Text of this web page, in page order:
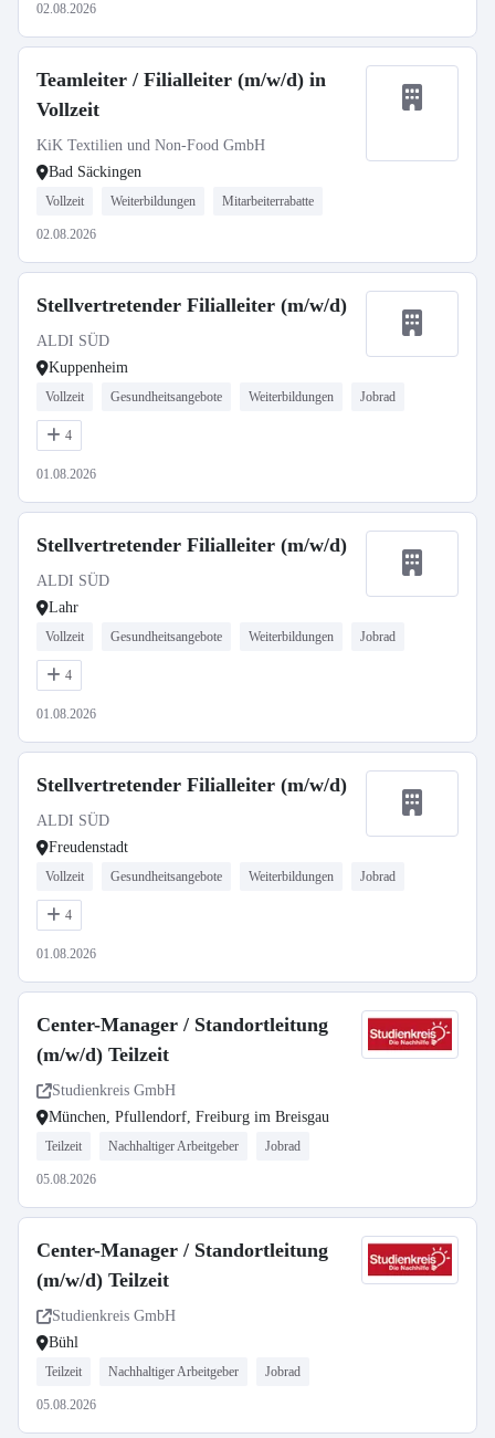
02.08.2026
Teamleiter / Filialleiter (m/w/d) in
Vollzeit
KiK Textilien und Non-Food GmbH
Bad Säckingen
Vollzeit Weiterbildungen Mitarbeiterrabatte
02.08.2026
Stellvertretender Filialleiter (m/w/d)
ALDI SÜD
Kuppenheim
Vollzeit Gesundheitsangebote Weiterbildungen Jobrad
4
01.08.2026
Stellvertretender Filialleiter (m/w/d)
ALDI SÜD
Lahr
Vollzeit Gesundheitsangebote Weiterbildungen Jobrad
4
01.08.2026
Stellvertretender Filialleiter (m/w/d)
ALDI SÜD
Freudenstadt
Vollzeit Gesundheitsangebote Weiterbildungen Jobrad
4
01.08.2026
Center-Manager / Standortleitung
(m/w/d) Teilzeit
Studienkreis GmbH
München, Pfullendorf, Freiburg im Breisgau
Teilzeit Nachhaltiger Arbeitgeber Jobrad
05.08.2026
Center-Manager / Standortleitung
(m/w/d) Teilzeit
Studienkreis GmbH
Bühl
Teilzeit Nachhaltiger Arbeitgeber Jobrad
05.08.2026